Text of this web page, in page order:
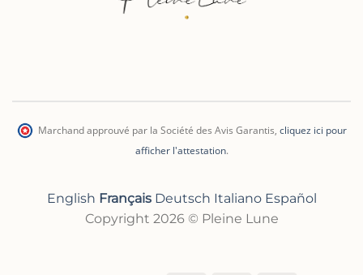
Marchand approuvé par la Société des Avis Garantis, cliquez ici pour
afficher l'attestation.
English Français Deutsch Italiano Español
Copyright 2026 © Pleine Lune